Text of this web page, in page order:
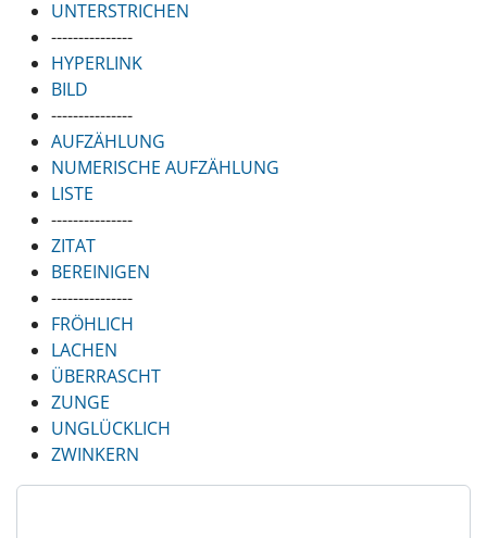
UNTERSTRICHEN
---------------
HYPERLINK
BILD
---------------
AUFZÄHLUNG
NUMERISCHE AUFZÄHLUNG
LISTE
---------------
ZITAT
BEREINIGEN
---------------
FRÖHLICH
LACHEN
ÜBERRASCHT
ZUNGE
UNGLÜCKLICH
ZWINKERN